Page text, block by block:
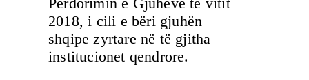
2018, i cili e bëri gjuhën
shqipe zyrtare në të gjitha
institucionet qendrore.